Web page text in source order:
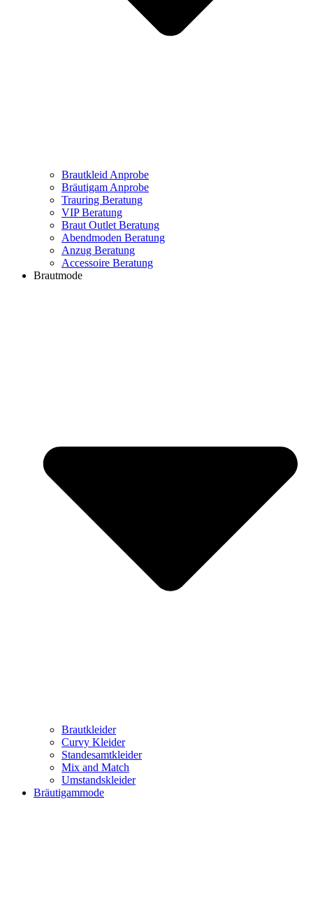
Brautkleid Anprobe
Bräutigam Anprobe
Trauring Beratung
VIP Beratung
Braut Outlet Beratung
Abendmoden Beratung
Anzug Beratung
Accessoire Beratung
Brautmode
Brautkleider
Curvy Kleider
Standesamtkleider
Mix and Match
Umstandskleider
Bräutigammode